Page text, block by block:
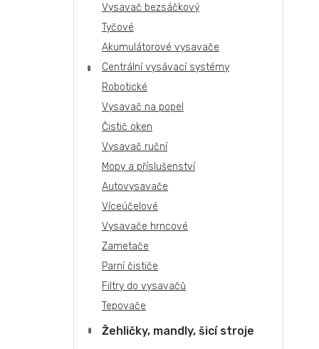
Vysavač bezsáčkový
Tyčové
Akumulátorové vysavače
Centrální vysávací systémy
Robotické
Vysavač na popel
Čistič oken
Vysavač ruční
Mopy a příslušenství
Autovysavače
Víceúčelové
Vysavače hrncové
Zametače
Parní čističe
Filtry do vysavačů
Tepovače
Žehličky, mandly, šicí stroje